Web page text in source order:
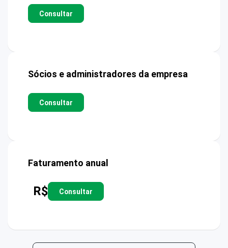
Consultar
Sócios e administradores da empresa
Consultar
Faturamento anual
R$ Consultar